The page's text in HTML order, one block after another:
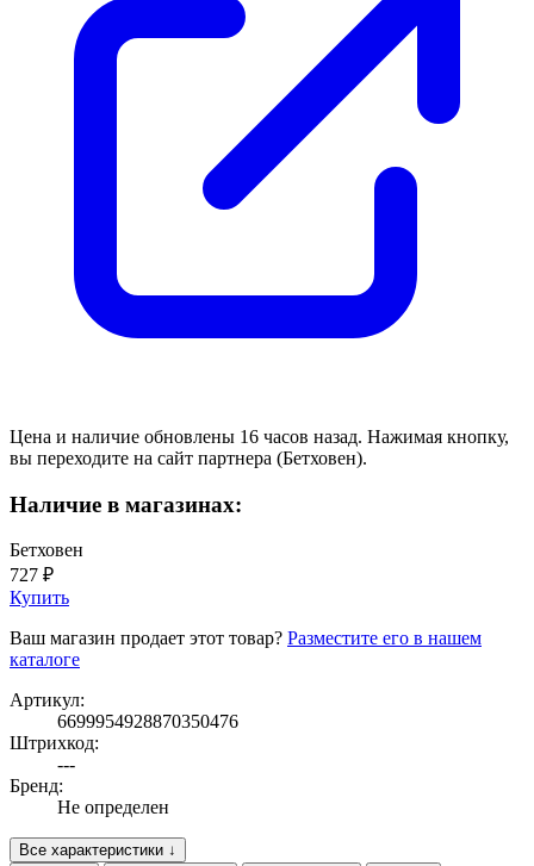
Цена и наличие обновлены 16 часов назад. Нажимая кнопку,
вы переходите на сайт партнера (Бетховен).
Наличие в магазинах:
Бетховен
727 ₽
Купить
Ваш магазин продает этот товар? Разместите его в нашем
каталоге
Артикул:
6699954928870350476
Штрихкод:
---
Бренд:
Не определен
Все характеристики ↓